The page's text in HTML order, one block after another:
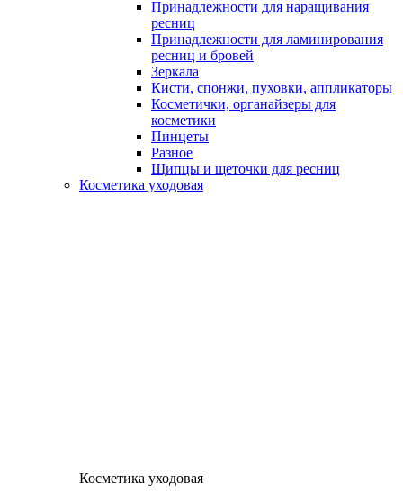
Принадлежности для наращивания
ресниц
Принадлежности для ламинирования
ресниц и бровей
Зеркала
Кисти, спонжи, пуховки, аппликаторы
Косметички, органайзеры для
косметики
Пинцеты
Разное
Щипцы и щеточки для ресниц
Косметика уходовая
Косметика уходовая